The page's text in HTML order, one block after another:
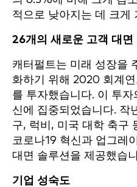
적으로 낮아지는 데 크게
26개의 새로운 고객 대면
캐터펄트는 미래 성장을
화하기 위해 2020 회계
를 투자했습니다. 이 투
신에 집중되었습니다. 작
구, 럭비, 미국 대학 축구
코로나19 혁신과 업그레
대면 솔루션을 제공했습
기업 성숙도